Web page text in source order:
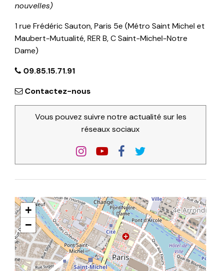
nouvelles)
1 rue Frédéric Sauton, Paris 5e (Métro Saint Michel et
Maubert-Mutualité, RER B, C Saint-Michel-Notre
Dame)
09.85.15.71.91
Contactez-nous
Vous pouvez suivre notre actualité sur les
réseaux sociaux
+
−